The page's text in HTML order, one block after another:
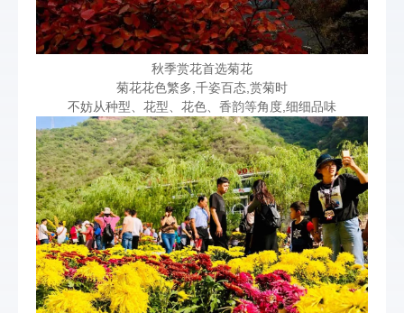
秋季赏花首选菊花
菊花花色繁多,千姿百态,赏菊时
不妨从种型、花型、花色、香韵等角度,细细品味